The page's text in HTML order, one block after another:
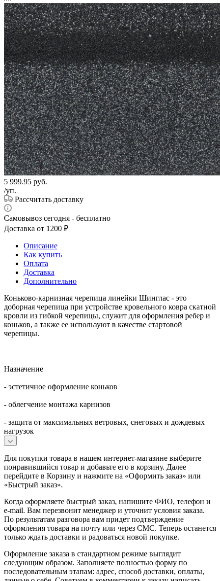
5 999.95 руб.
/уп.
Рассчитать доставку
Самовывоз сегодня - бесплатно
Доставка от 1200 ₽
Описание
Как купить
Оплата
Доставка
Дополнительно
Коньково-карнизная черепица линейки Шинглас - это
доборная черепица при устройстве кровельного ковра скатной
кровли из гибкой черепицы, служит для оформления ребер и
коньков, а также ее используют в качестве стартовой
черепицы.
Назначение
- эстетичное оформление коньков
- облегчение монтажа карнизов
- защита от максимальных ветровых, снеговых и дождевых
нагрузок
Для покупки товара в нашем интернет-магазине выберите
понравившийся товар и добавьте его в корзину. Далее
перейдите в Корзину и нажмите на «Оформить заказ» или
«Быстрый заказ».
Когда оформляете быстрый заказ, напишите ФИО, телефон и
e-mail. Вам перезвонит менеджер и уточнит условия заказа.
По результатам разговора вам придет подтверждение
оформления товара на почту или через СМС. Теперь останется
только ждать доставки и радоваться новой покупке.
Оформление заказа в стандартном режиме выглядит
следующим образом. Заполняете полностью форму по
последовательным этапам: адрес, способ доставки, оплаты,